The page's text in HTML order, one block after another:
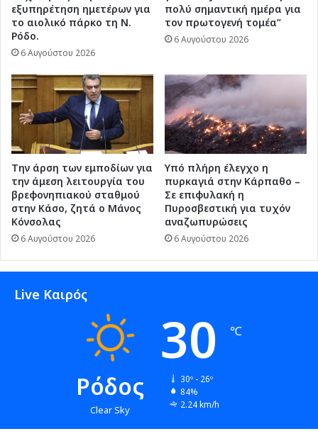
εξυπηρέτηση ημετέρων για
το αιολικό πάρκο τη Ν.
Ρόδο.
6 Αυγούστου 2026
πολύ σημαντική ημέρα για
τον πρωτογενή τομέα”
6 Αυγούστου 2026
Την άρση των εμποδίων για
την άμεση λειτουργία του
βρεφονηπιακού σταθμού
στην Κάσο, ζητά ο Μάνος
Κόνσολας
6 Αυγούστου 2026
Υπό πλήρη έλεγχο η
πυρκαγιά στην Κάρπαθο –
Σε επιφυλακή η
Πυροσβεστική για τυχόν
αναζωπυρώσεις
6 Αυγούστου 2026
Live Καιρός
Ρόδος
Clear Sky
30 ℃
30º - 26º
84%
2.24 km/h